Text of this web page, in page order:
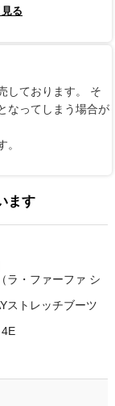
る
しております。 そ
なってしまう場合が
。
ます
ラ・ファーファ シ
ストレッチブーツ